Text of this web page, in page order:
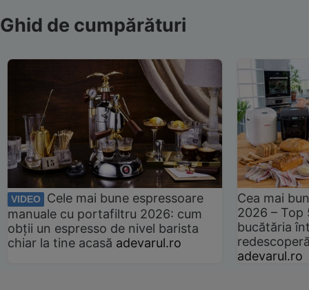
Ghid de cumpărături
VIDEO
Cele mai bune espressoare
manuale cu portafiltru 2026: cum
obții un espresso de nivel barista
chiar la tine acasă adevarul.ro
Cea mai
2026 –
bucătăria
adevarul.ro